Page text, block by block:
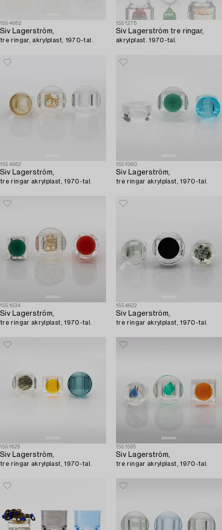
1554682
Siv Lagerström,
tre ringar, akrylplast, 1970-tal.
1551278
Siv Lagerström tre ringar,
akrylplast. 1970-tal.
1554662
Siv Lagerström,
tre ringar akrylplast, 1970-tal.
1551580
Siv Lagerström,
tre ringar akrylplast, 1970-tal.
1551634
Siv Lagerström,
tre ringar akrylplast, 1970-tal.
1554622
Siv Lagerström,
tre ringar akrylplast, 1970-tal.
1551629
Siv Lagerström,
tre ringar akrylplast, 1970-tal.
1551595
Siv Lagerström,
tre ringar akrylplast, 1970-tal.